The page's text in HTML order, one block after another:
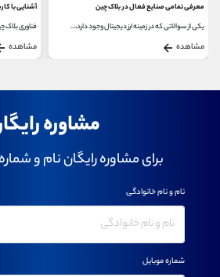
معرفی تمامی صنایع فعال در بلاک چین
یکی از سوالاتی که در زمینه ارز دیجیتال وجود دارد،...
مشاهده
آشنایی با
فناوری بلاک
مشاهده
مشاوره
برای مشاوره رایگان نام و
نام و نام خانوادگی
شماره موبایل